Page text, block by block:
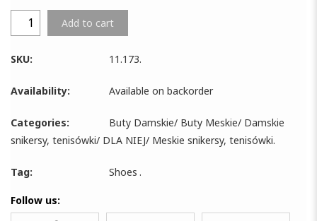
Add to cart
SKU: 11.173.
Availability: Available on backorder
Categories: Buty Damskie/ Buty Meskie/ Damskie
snikersy, tenisówki/ DLA NIEJ/ Meskie snikersy, tenisówki.
Tag: Shoes .
Follow us: